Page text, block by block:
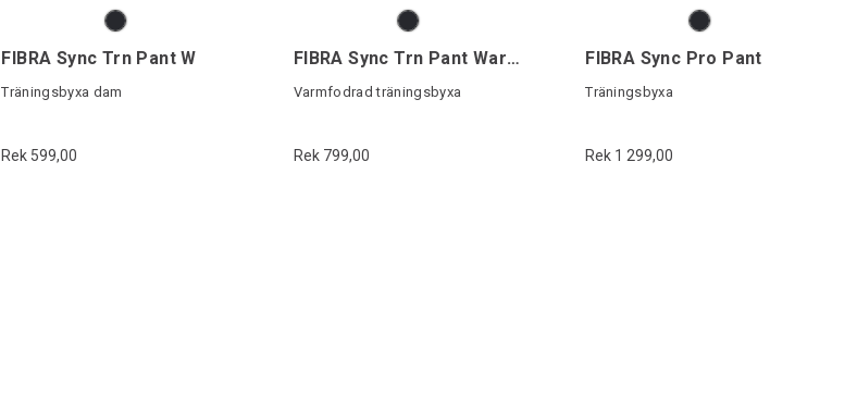
FIBRA Sync Trn Pant W
Träningsbyxa dam
Rek 599,00
FIBRA Sync Trn Pant Warm
Varmfodrad träningsbyxa
Rek 799,00
FIBRA Sync Pro Pant
Träningsbyxa
Rek 1 299,00